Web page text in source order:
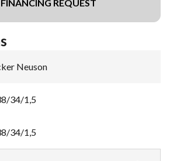
FINANCING REQUEST
Neuson
34/1,5
34/1,5